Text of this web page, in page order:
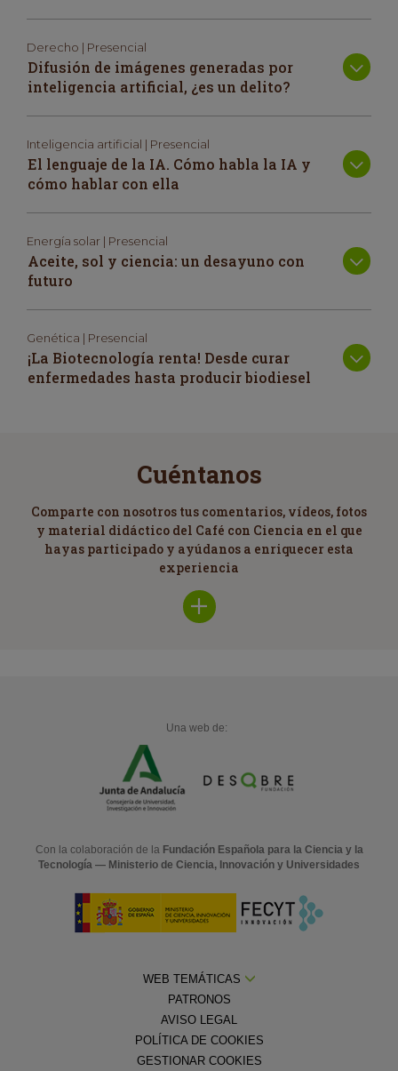
Derecho | Presencial
Difusión de imágenes generadas por
inteligencia artificial, ¿es un delito?
Inteligencia artificial | Presencial
El lenguaje de la IA. Cómo habla la IA y
cómo hablar con ella
Energía solar | Presencial
Aceite, sol y ciencia: un desayuno con
futuro
Genética | Presencial
¡La Biotecnología renta! Desde curar
enfermedades hasta producir biodiesel
Cuéntanos
Comparte con nosotros tus comentarios, vídeos, fotos
y material didáctico del Café con Ciencia en el que
hayas participado y ayúdanos a enriquecer esta
experiencia
Una web de:
Con la colaboración de la Fundación Española para la Ciencia y la
Tecnología — Ministerio de Ciencia, Innovación y Universidades
WEB TEMÁTICAS
PATRONOS
AVISO LEGAL
POLÍTICA DE COOKIES
GESTIONAR COOKIES